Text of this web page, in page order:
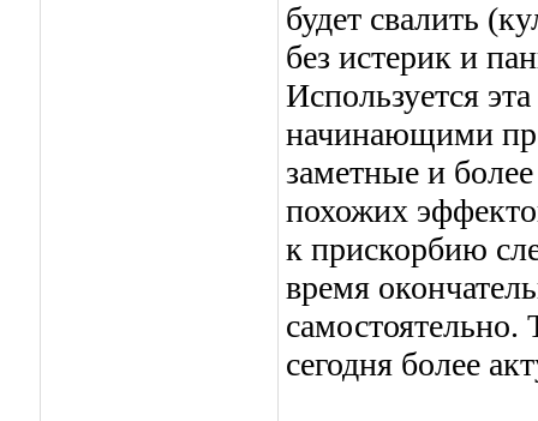
будет свалить
без истерик и
Используется
начинающими
заметные и
похожих
к прискорбию
время
самостоятельно.
сегодня более